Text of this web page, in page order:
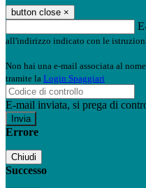
button close ×
all'indirizzo indicato con le
Non hai una e-mail associata al
tramite la Login Spaggiari
E-mail inviata, si prega di
Errore
Chiudi
Successo